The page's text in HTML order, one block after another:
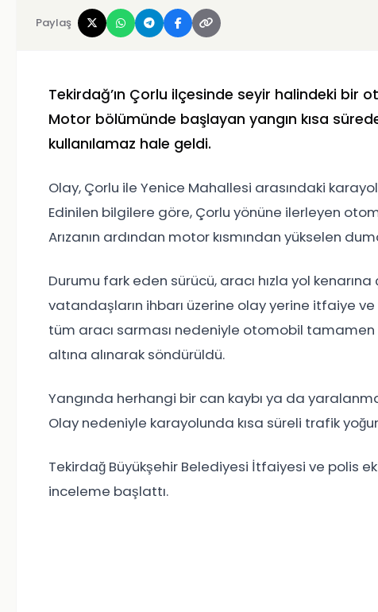
Paylaş
Tekirdağ’ın Çorlu ilçesinde seyir halindeki bir
Motor bölümünde başlayan yangın kısa
kullanılamaz hale geldi.
Olay, Çorlu ile Yenice Mahallesi arasındaki
Edinilen bilgilere göre, Çorlu yönüne ilerleyen
Arızanın ardından motor kısmından yükselen
Durumu fark eden sürücü, aracı hızla yol
vatandaşların ihbarı üzerine olay yerine itfaiye
tüm aracı sarması nedeniyle otomobil
altına alınarak söndürüldü.
Yangında herhangi bir can kaybı ya da
Olay nedeniyle karayolunda kısa süreli trafik
Tekirdağ Büyükşehir Belediyesi İtfaiyesi ve polis
inceleme başlattı.